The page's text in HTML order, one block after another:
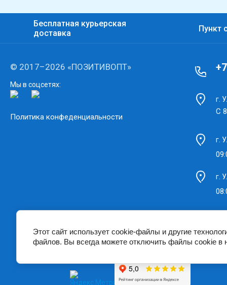
Бесплатная курьерская
доставка
Пункт
© 2017–2026 «ПОЗИТИВОПТ»
Мы в соцсетях:
Политика конфеденциальности
г.
С
г.
г.
Этот сайт использует cookie-файлы и другие
файлов. Вы всегда можете отключить файлы cookie в